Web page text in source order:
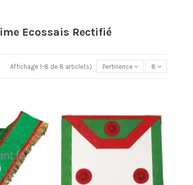
Ecossais Rectifié
Affichage 1-8 de 8 article(s) Pertinence 8